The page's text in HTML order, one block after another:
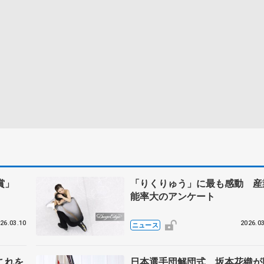
」
「りくりゅう」に最も感動
能率大のアンケート
ニュース